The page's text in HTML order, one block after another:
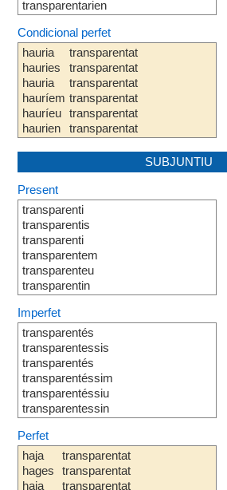
transparentarien
Condicional perfet
hauria
hauries
hauria
hauríem
hauríeu
haurien
transparentat
transparentat
transparentat
transparentat
transparentat
transparentat
SUBJUNTIU
Present
transparenti
transparentis
transparenti
transparentem
transparenteu
transparentin
Imperfet
transparentés
transparentessis
transparentés
transparentéssim
transparentéssiu
transparentessin
Perfet
haja
hages
haja
transparentat
transparentat
transparentat